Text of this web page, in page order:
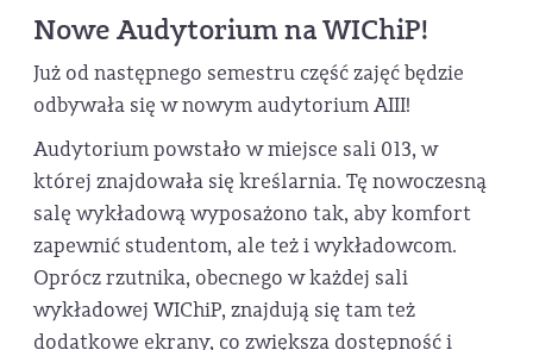
Nowe Audytorium na WIChiP!
Już od następnego semestru część zajęć będzie
odbywała się w nowym audytorium AIII!
Audytorium powstało w miejsce sali 013, w
której znajdowała się kreślarnia. Tę nowoczesną
salę wykładową wyposażono tak, aby komfort
zapewnić studentom, ale też i wykładowcom.
Oprócz rzutnika, obecnego w każdej sali
wykładowej WIChiP, znajdują się tam też
dodatkowe ekrany, co zwiększa dostępność i